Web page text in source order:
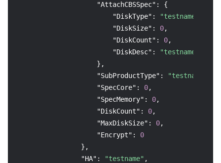
"AttachCBSSpec" :
{
"DiskType" : "testname"
"DiskSize" : 0,
"DiskCount" : 0,
"DiskDesc" :
"testname"
} ,
"SubProductType" : "testname"
"SpecCore" : 0,
"SpecMemory" : 0,
"DiskCount" : 0,
"MaxDiskSize" : 0,
"Encrypt" :
0
} ,
"HA" : "testname" ,